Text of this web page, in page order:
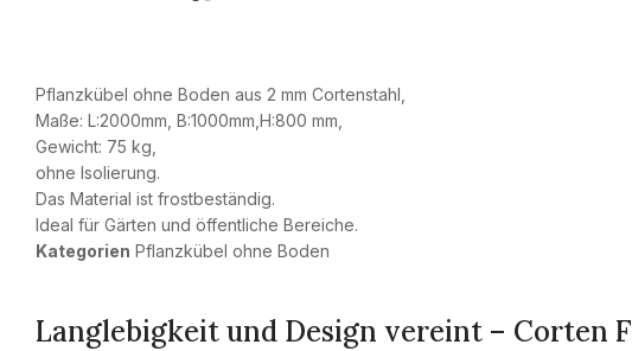
Pflanzkübel ohne Boden aus 2 mm Cortenstahl,
Maße: L:2000mm, B:1000mm,H:800 mm,
Gewicht: 75 kg,
ohne Isolierung.
Das Material ist frostbeständig.
Ideal für Gärten und öffentliche Bereiche.
Kategorien Pflanzkübel ohne Boden
Langlebigkeit und Design vereint – Corten